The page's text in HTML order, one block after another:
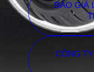
BÁO GIÁ
CÔNG